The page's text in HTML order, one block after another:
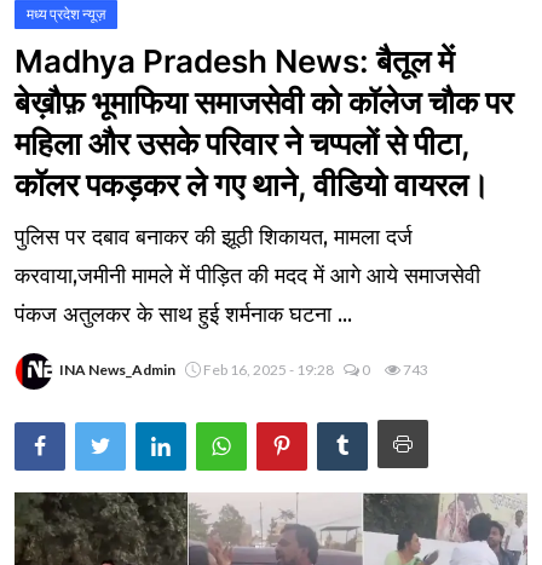
नई दिल्ली
कृषि
टेक्नोलॉजी / बिजनेस
खेल
वायरल न्यूज़
मध्य प्रदेश न्यूज़
Madhya Pradesh News: बैतूल में
बेख़ौफ़ भूमाफिया समाजसेवी को कॉलेज चौक पर
महिला और उसके परिवार ने चप्पलों से पीटा,
कॉलर पकड़कर ले गए थाने, वीडियो वायरल।
पुलिस पर दबाव बनाकर की झूठी शिकायत, मामला दर्ज
करवाया,जमीनी मामले में पीड़ित की मदद में आगे आये समाजसेवी
पंकज अतुलकर के साथ हुई शर्मनाक घटना ...
INA News_Admin Feb 16, 2025 - 19:28 0 743